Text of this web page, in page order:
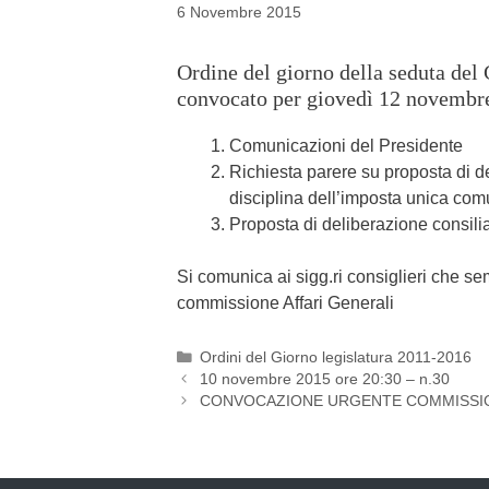
6 Novembre 2015
Ordine del giorno della seduta
convocato per giovedì 12
Comunicazioni del Presidente
Richiesta parere su proposta di
disciplina dell’imposta unica
Proposta di deliberazione
Si comunica ai sigg.ri consiglieri che
commissione Affari Generali
Categories
Ordini del Giorno legislatura 2011-2016
Post
navigation
10 novembre 2015 ore 20:30 – n.30
CONVOCAZIONE URGENTE